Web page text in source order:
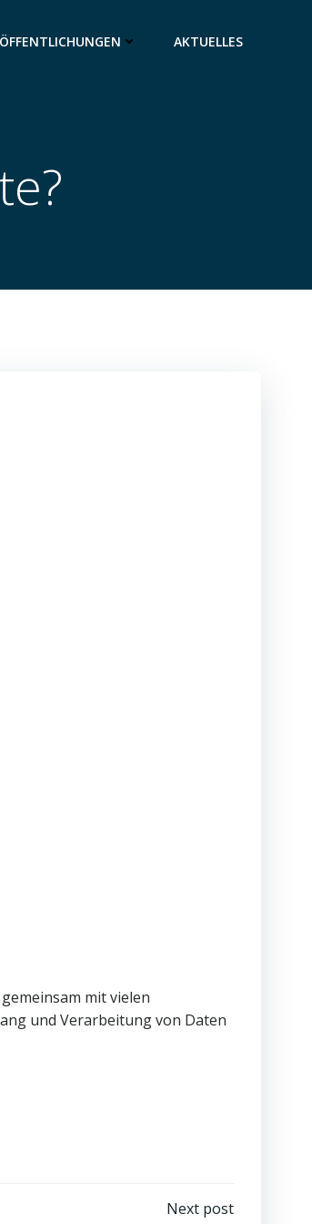
AKTUELLES
mit vielen
und Verarbeitung von Daten
Next post